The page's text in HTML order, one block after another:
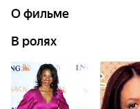
О фильме
В ролях